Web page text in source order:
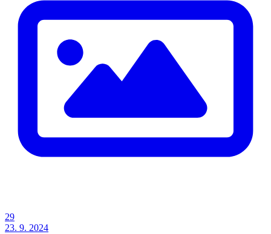
29
23. 9. 2024